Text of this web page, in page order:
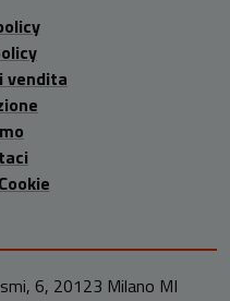
vendita
6, 20123 Milano MI